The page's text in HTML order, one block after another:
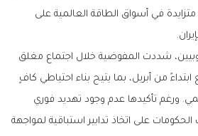
في أسواق الطاقة العالمية على
شددت المفوضية خلال اجتماع مغلق
من أبريل، بما يتيح بناء احتياطي كافٍ
ورغم تأكيدها عدم وجود تهديد فوري
الحكومات على اتخاذ تدابير استباقية لمواجهة